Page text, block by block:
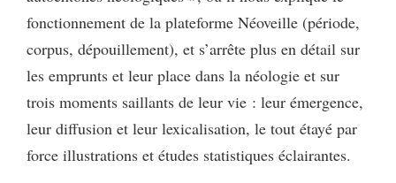
fonctionnement de la plateforme Néoveille (période,
corpus, dépouillement), et s’arrête plus en détail sur
les emprunts et leur place dans la néologie et sur
trois moments saillants de leur vie : leur émergence,
leur diffusion et leur lexicalisation, le tout étayé par
force illustrations et études statistiques éclairantes.